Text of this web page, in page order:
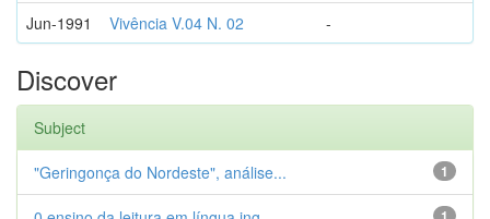
Jun-1991 Vivência V.04 N. 02 -
Discover
Subject
1
"Geringonça do Nordeste", análise...